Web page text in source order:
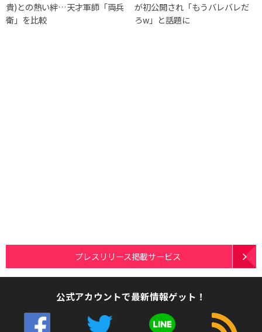
貴)との熱い絆…天才軍師「両兵
衛」を比較
が初公開され「もうバレバレだ
ろw」と話題に
プレスリリース掲載サービス
公式アカウントで最新情報ゲット！